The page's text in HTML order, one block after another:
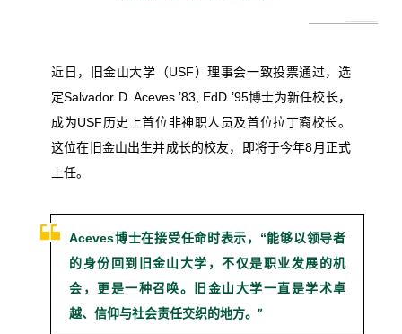
近日，旧金山大学（USF）理事会一致投票通过，选
定Salvador D. Aceves ’83, EdD ’95博士为新任校长，
成为USF历史上首位非神职人员及首位拉丁裔校长。
这位在旧金山出生并成长的校友，即将于今年8月正式
上任。
Aceves博士在接受任命时表示，“能够以领导者
的身份回到旧金山大学，不仅是职业发展的机
会，更是一种召唤。 旧金山大学一直是学术卓
越、信仰与社会责任交织的地方。”